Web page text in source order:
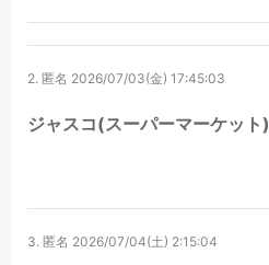
2. 匿名 2026/07/03(金) 17:45:03
ジャスコ(スーパーマーケット)
3. 匿名 2026/07/04(土) 2:15:04